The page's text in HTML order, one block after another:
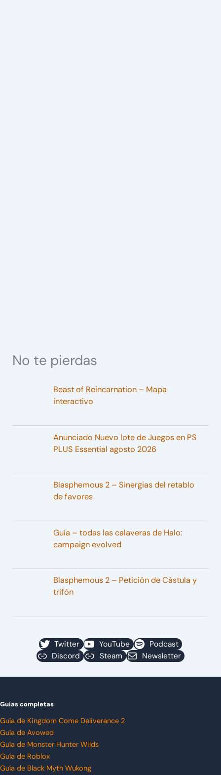
No te pierdas
Beast of Reincarnation – Mapa
interactivo
Anunciado Nuevo lote de Juegos en PS
PLUS Essential agosto 2026
Blasphemous 2 – Sinergias del retablo
de favores
Guía – todas las calaveras de Halo:
campaign evolved
Blasphemous 2 – Petición de Cástula y
trifón
Twitter YouTube
Podcast
Discord
Steam Newsletter
Guías completas
Guía de Kingdom Come Deliverance 2
Guía de Avowed
Guía de Monster Hunter Wilds
Guía de Roblox
Guía de Black Myth Wukong